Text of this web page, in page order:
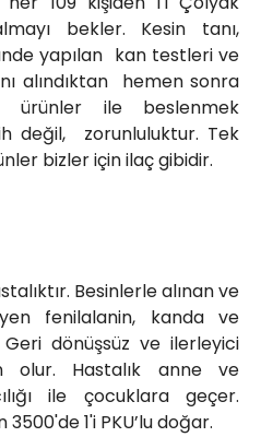
bekler. Kesin tanı,
yapılan kan testleri ve
alındıktan hemen sonra
ürünler ile beslenmek
değil, zorunluluktur. Tek
bizler için ilaç gibidir.
Besinlerle alınan ve
fenilalanin, kanda ve
dönüşsüz ve ilerleyici
olur. Hastalık anne ve
ile çocuklara geçer.
1'i PKU’lu doğar.